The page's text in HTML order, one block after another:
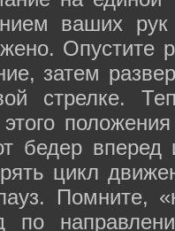
ваших
Опустите
затем
стрелке.
бедер вперед
цикл
Помните,
по